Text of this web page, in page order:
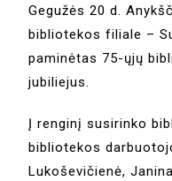
Gegužės 20 d.
bibliotekos filiale –
paminėtas 75-ųjų
jubiliejus.
Į renginį susirinko
bibliotekos
Lukoševičienė,